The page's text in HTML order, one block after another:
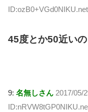
ID:ozB0+VGd0NIKU.net
45度とか50近い
9: 名無しさん 2017/05/